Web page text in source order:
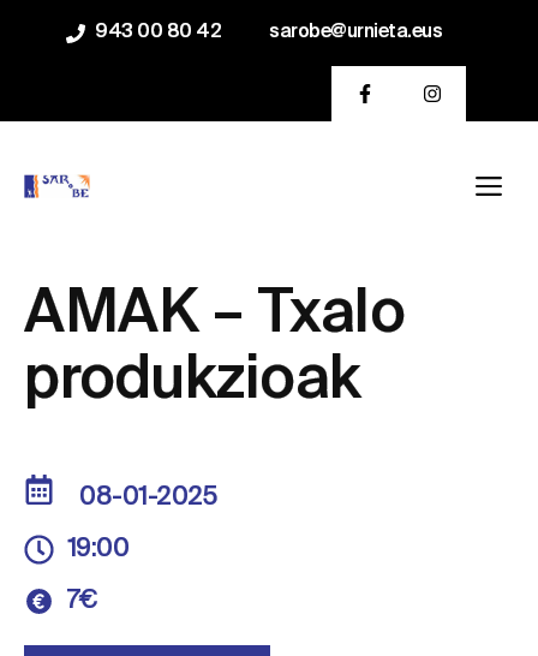
943 00 80 42 sarobe@urnieta.eus
AMAK – Txalo
produkzioak
08-01-2025
19:00
7€